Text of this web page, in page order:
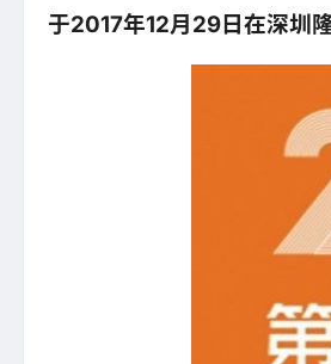
于2017年12月29日在深圳